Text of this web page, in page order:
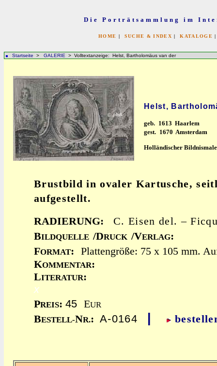
Die Porträtsammlung im
HOME | SUCHE & INDEX |KATALOGE
Startseite > GALERIE > Volltextanzeige: Helst, Bartholomäus van der
Helst,
geb. 1613 Haarlem
gest. 1670 Amsterdam
Holländischer
Brustbild in ovaler Kartusche,
aufgestellt.
RADIERUNG:
C. Eisen del. –
BILDQUELLE /DRUCK /VERLAG:
FORMAT:
Plattengröße: 75 x 105 mm.
KOMMENTAR:
LITERATUR:
x
PREIS: 45 EUR
BESTELL-NR.: A-0164